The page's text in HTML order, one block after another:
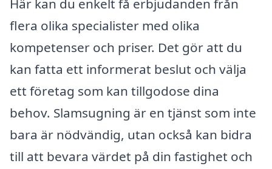
Här kan du enkelt få erbjudanden från
flera olika specialister med olika
kompetenser och priser. Det gör att du
kan fatta ett informerat beslut och välja
ett företag som kan tillgodose dina
behov. Slamsugning är en tjänst som inte
bara är nödvändig, utan också kan bidra
till att bevara värdet på din fastighet och